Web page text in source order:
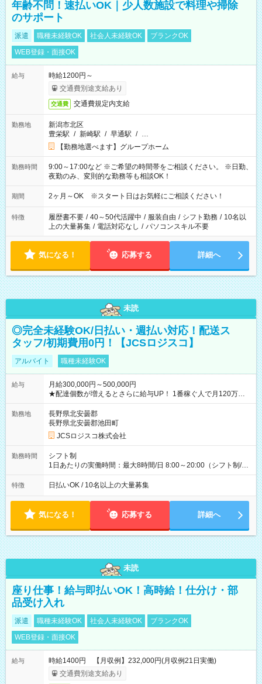
年齢不問！速払いOK｜少人数施設で料理や掃除
のサポート
派遣 職種未経験OK 社会人未経験OK
ブランクOK
WEB登録・面接OK
給与
時給1200円～
交通費別途支給あり
交通費 交通費規定内支給
勤務地
新潟市北区
豊栄駅 / 新崎駅 / 早通駅 / …
【勤務地選べます】グループホーム
勤務時間
9:00～17:00など ※ご希望の時間帯をご相談ください。 ※日勤、
夜勤のみ、変則的な勤務等も相談OK！
期間 2ヶ月～OK ※スタート日はお気軽にご相談ください！
特徴 履歴書不要 / 40～50代活躍中 / 服装自由 / シフト勤務 / 10名以
上の大量募集 / 電話対応なし / パソコンスキル不要
気になる！ 応募する 詳細へ
未読
◎完全未経験OK/日払い・週払い対応！配送ス
タッフ/初期費用0円！【JCSロジスコ】
アルバイト 職種未経験OK
給与
月給300,000円～500,000円
★配達個数が増えるとさらに給与UP！ 1番稼ぐ人で月120万ほ
ど！ ・主要都市エリア 月収55万円／週5日稼働 月収65万~112
万円／週6日稼働 ・地方郊外エリア 月収40万円／週5日稼働 月
収40万円~50万円／週6日稼働 ＜モデルイメージ＞ ■月収50万
円 (27歳男性/江東区在住)※元建築関係 1日150個配達×25日勤務
(日休み) ■月収80万円(43歳男性/墨田区在住)※元営業 1日200個
勤務地
長野県北安曇郡
長野県北安曇郡池田町
JCSロジスコ株式会社
勤務時間
シフト制
1日あたりの実働時間：最大8時間/日 8:00～20:00（シフト制/実
働8時間） ※週5日勤務（場所次第では週4も有り） ※配達状況
によって時間外での勤務可能性有り ※案件により多少の前後あ
特徴 日払いOK / 10名以上の大量募集
気になる！ 応募する 詳細へ
未読
座り仕事！給与即払いOK！高時給！仕分け・部
品受け入れ
派遣 職種未経験OK 社会人未経験OK
ブランクOK
WEB登録・面接OK
給与
時給1400円 【月収例】232,000円(月収例21日実働)
交通費別途支給あり